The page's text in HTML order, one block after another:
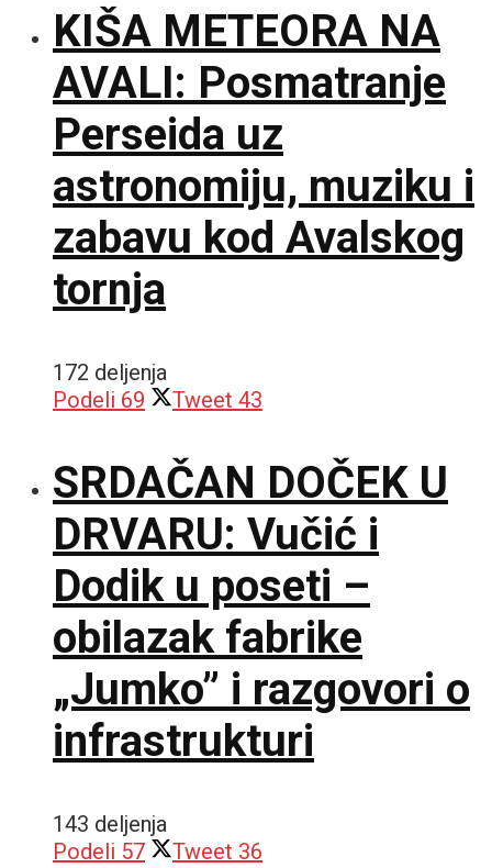
KIŠA METEORA NA
AVALI: Posmatranje
Perseida uz
astronomiju, muziku i
zabavu kod Avalskog
tornja
172 deljenja
Podeli 69 Tweet 43
SRDAČAN DOČEK U
DRVARU: Vučić i
Dodik u poseti –
obilazak fabrike
„Jumko” i razgovori o
infrastrukturi
143 deljenja
Podeli 57 Tweet 36